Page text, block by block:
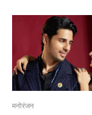
मनोरंजन